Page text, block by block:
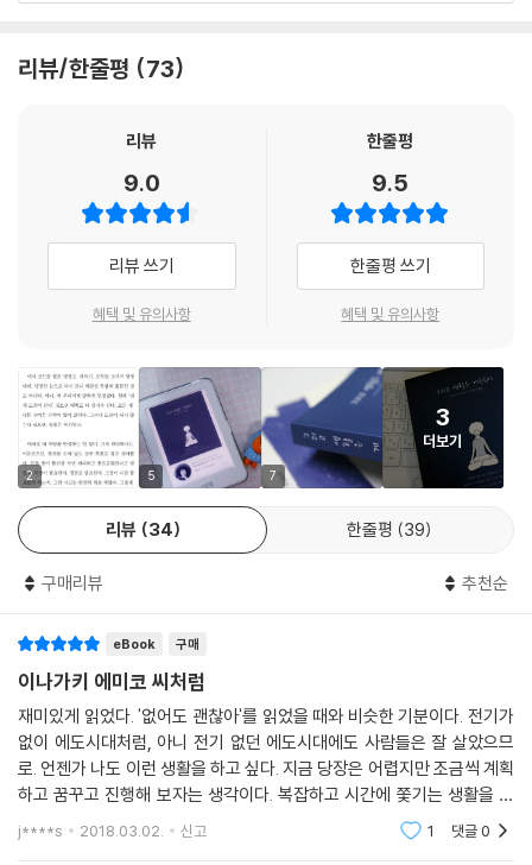
들었나! 어쩌면 내 인생 역시 마찬가지가 아니었을까? 이런 꿈 저런 꿈을
“뭔가를 손에 넣더라도, 주위를 둘러보면 더 좋은 것, 더 많은 것을 손에 넣
은 사람들이 있다. 겨우 손에 넣은 만족은, 곧바로 불만과 비참의 원천이 된
다.” --- p.194
“그래서 우리는 풍요로워졌는가? 다들 괴롭다고 아우성이다. 왜일까? 풍
요로워지기 위해서는 무언가를 사야 한다. 그것도 끊임없이 사야 한다. 끊
은 좁아지고, 월세는 늘어간다. 어디가 끝인지 아무도 모른다.”--- p.195
“아무도 ‘필요하다’고 생각지 못했던 것들이 점점 필요한 것이 되어갔다.
‘더 필요하다’는 메시지가 세상에 넘쳐났고, ‘왠지 필요한 것 같은’ 생각에
사람들은 사도 사도 멈출 줄을 몰랐다. 이게 바로 ‘경제 성장’의 실체다. 그
래서 우리는 행복해졌을까.
--- p.231
탈원전 생활’을 시작했다. 동일본대지진 당시 있었던 후쿠시마 원자력발전
문이다. 우리는 왜 전기 제품을 사용하고 있을까? 그것들은 정말 우리에게
로워졌을까? 지금 우리가 불평하고 불만을 토로해야 하는 이유는 지금보
다 더 편리해져야 하기 때문일까? 더 편리해지기 위해 더 많은 물건을 만들
고 더 많이 소유해야 하는 것일까? 더 많이 소유하면 더 행복해질 수 있는
다. 속해 있지 않으면 불안한 회사는 물론이고, 산더미 같은 옷과 신발, 이
사 때가 되어야 빛을 보는 냉장고 속의 음식들, 꺼내 읽지 않는 무거운 책들
과 먼지 쌓인 음반들. 몇 년 농성이라도 벌일 것처럼 ‘언젠가 쓸 것들’이 집
안에 넘쳐나고 있었다. 퇴사를 하고, 그녀는 ‘회사’처럼, ‘없어도 살 수 있지
않을까’ 싶은 물건들을 차례로 처분하고, 낡고 오래된 집으로 이사했다. 편
리한 것들에 기대 묻어놓았던 자신의 잠재력을 ‘채굴하고’, 겨울의 맛과 여
름의 맛을 마음껏 음미하며 자유롭게 충만하게 살아간다. 이 책에는, 어쩌
기’의 과정이 생생하게 담겨 있다.
저자는 말한다. “정신없이 사 모았던 가전제품을 모두 처분한 내가 이렇게
편안해진 이유를 조금은 알 것 같다. 그것은 가전제품을 버렸기 때문이 아
니다. 가전제품과 함께 부풀려온 ‘욕망’을 버렸기 때문이다. 우리가 정말로
두려워해야 할 것은 우리 자신의 욕망이다. 폭주하는, 더 이상 스스로 제어
할 수 없게 된 ‘막연한’ 욕망.”
냉장고에 가득 찬 ‘언젠가’의 꿈
리뷰/한줄평 73
리뷰
9.0
리뷰 쓰기
혜택 및 유의사항
한줄평
9.5
한줄평 쓰기
혜택 및 유의사항
2 5 7
3
더보기
리뷰 34 한줄평 39
구매리뷰 추천순
eBook 구매
이나가키 에미코 씨처럼
재미있게 읽었다. '없어도 괜찮아'를 읽었을 때와 비슷한 기분이다. 전기가
없이 에도시대처럼, 아니 전기 없던 에도시대에도 사람들은 잘 살았으므
로. 언젠가 나도 이런 생활을 하고 싶다. 지금 당장은 어렵지만 조금씩 계획
하고 꿈꾸고 진행해 보자는 생각이다. 복잡하고 시간에 쫓기는 생활을 편
리함이라는 얇은 이익과 맞바꾸지 않고 기꺼이 귀찮고 번거롭고 인간적인
생활방식으로
j****s 2018.03.02. 신고 1 댓글0